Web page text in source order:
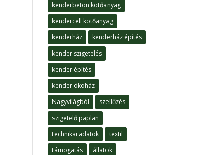
kenderbeton kötőanyag
kendercell kötőanyag
kenderház
kenderház építés
kender szigetelés
kender építés
kender ökoház
Nagyvilágból
szellőzés
szigetelő paplan
technikai adatok
textil
támogatás
állatok